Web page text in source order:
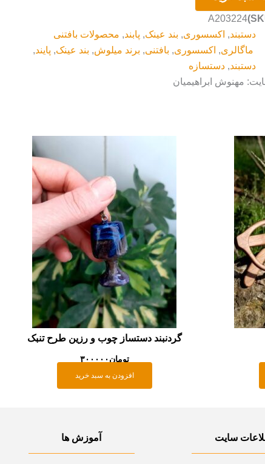
A203224
دستبند, اکسسوری, بند عینک, پابند, محصولات بافتنی
ماگالری, اکسسوری, بافتنی, برند میلوش, بند عینک, پایند,
دستبند,دستسازه
مهنوش ابراهیمیان
گردنبند دستساز چوب و رزین طرح تنبک
تومان۳۰۰۰۰۰
افزودن به سبد خرید
سایت آموزش ها